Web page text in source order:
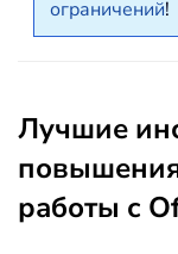
ограничений!
Лучшие
работы с